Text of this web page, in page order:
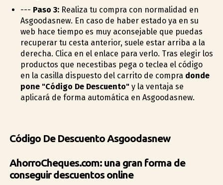
--- Paso 3:Realiza tu compra con normalidad en
Asgoodasnew. En caso de haber estado ya en su
web hace tiempo es muy aconsejable que puedas
recuperar tu cesta anterior, suele estar arriba a la
derecha. Clica en el enlace para verlo. Tras elegir los
productos que necestibas pega o teclea el código
en la casilla dispuesto del carrito de compra donde
pone "Código De Descuento"y la ventaja se
aplicará de forma automática en Asgoodasnew.
Código De Descuento Asgoodasnew
AhorroCheques.com: una gran forma de
conseguir descuentos online